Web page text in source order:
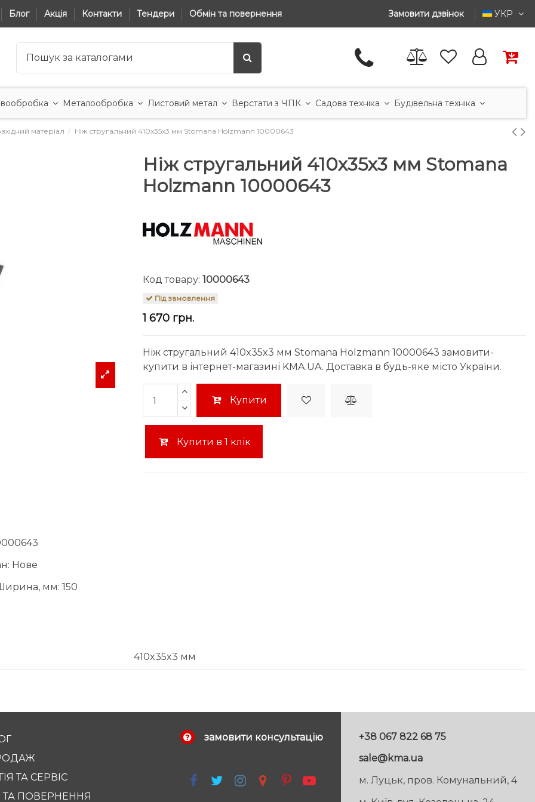
Блог Акція Контакти Тендери Обмін та повернення Замовити дзвінок УКР
Металообробка Листовий метал Верстати з ЧПК Садова техніка Будівельна техніка
матеріал Ніж стругальний 410x35x3 мм Stomana Holzmann 10000643
Ніж стругальний 410x35x3 мм Stomana
Holzmann 10000643
Код товару: 10000643
Під замовлення
1 670 грн.
Ніж стругальний 410x35x3 мм Stomana Holzmann 10000643 замовити-
купити в інтернет-магазині KMA.UA. Доставка в будь-яке місто України.
Купити
Купити в 1 клік
Нове
мм: 150
410x35x3 мм
ТА СЕРВІС
ТА ПОВЕРНЕННЯ
замовити консультацію
+38 067 822 68 75
sale@kma.ua
м. Луцьк, пров. Комунальний, 4